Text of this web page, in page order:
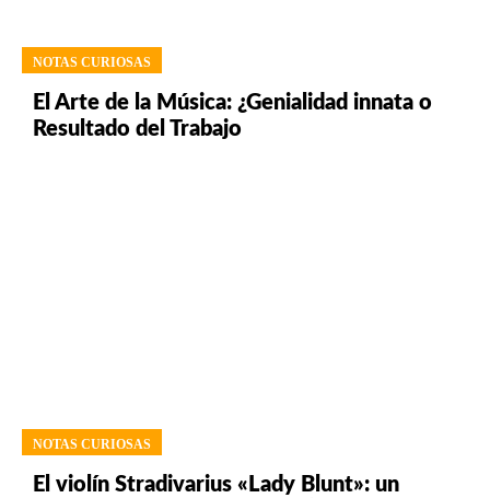
NOTAS CURIOSAS
El Arte de la Música: ¿Genialidad innata o
Resultado del Trabajo
NOTAS CURIOSAS
El violín Stradivarius «Lady Blunt»: un